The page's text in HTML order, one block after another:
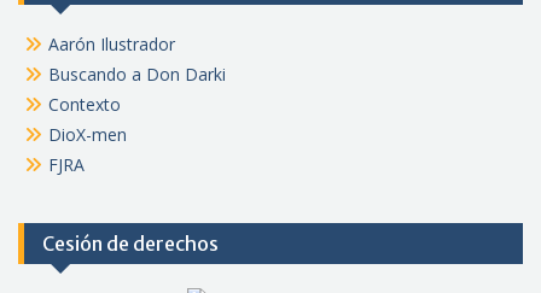
Aarón Ilustrador
Buscando a Don Darki
Contexto
DioX-men
FJRA
Cesión de derechos